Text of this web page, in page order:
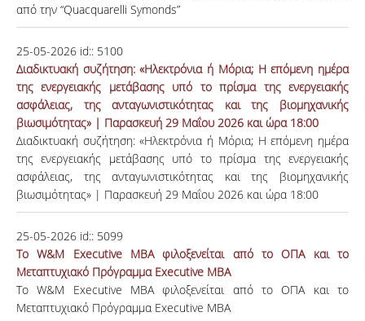
από την “Quacquarelli Symonds”
25-05-2026 id:: 5100
Διαδικτυακή συζήτηση: «Ηλεκτρόνια ή Μόρια; Η επόμενη ημέρα
της ενεργειακής μετάβασης υπό το πρίσμα της ενεργειακής
ασφάλειας, της ανταγωνιστικότητας και της βιομηχανικής
βιωσιμότητας» | Παρασκευή 29 Μαΐου 2026 και ώρα 18:00
Διαδικτυακή συζήτηση: «Ηλεκτρόνια ή Μόρια; Η επόμενη ημέρα
της ενεργειακής μετάβασης υπό το πρίσμα της ενεργειακής
ασφάλειας, της ανταγωνιστικότητας και της βιομηχανικής
βιωσιμότητας» | Παρασκευή 29 Μαΐου 2026 και ώρα 18:00
25-05-2026 id:: 5099
Το W&M Executive MBA φιλοξενείται από το ΟΠΑ και το
Μεταπτυχιακό Πρόγραμμα Executive MBA
Το W&M Executive MBA φιλοξενείται από το ΟΠΑ και το
Μεταπτυχιακό Πρόγραμμα Executive MBA